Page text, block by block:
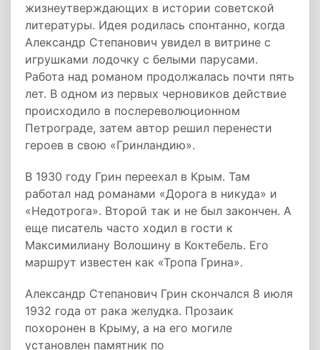
жизнеутверждающих в истории советской
литературы. Идея родилась спонтанно, когда
Александр Степанович увидел в витрине с
игрушками лодочку с белыми парусами.
Работа над романом продолжалась почти пять
лет. В одном из первых черновиков действие
происходило в послереволюционном
Петрограде, затем автор решил перенести
героев в свою «Гринландию».
В 1930 году Грин переехал в Крым. Там
работал над романами «Дорога в никуда» и
«Недотрога». Второй так и не был закончен. А
еще писатель часто ходил в гости к
Максимилиану Волошину в Коктебель. Его
маршрут известен как «Тропа Грина».
Александр Степанович Грин скончался 8 июля
1932 года от рака желудка. Прозаик
похоронен в Крыму, а на его могиле
установлен памятник по